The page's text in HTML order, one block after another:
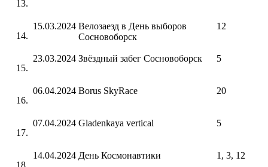
15.03.2024 Велозаезд в День выборов
Сосновоборск
12
23.03.2024 Звёздный забег Сосновоборск 5
06.04.2024 Borus SkyRace 20
07.04.2024 Gladenkaya vertical 5
14.04.2024 День Космонавтики 1, 3, 12